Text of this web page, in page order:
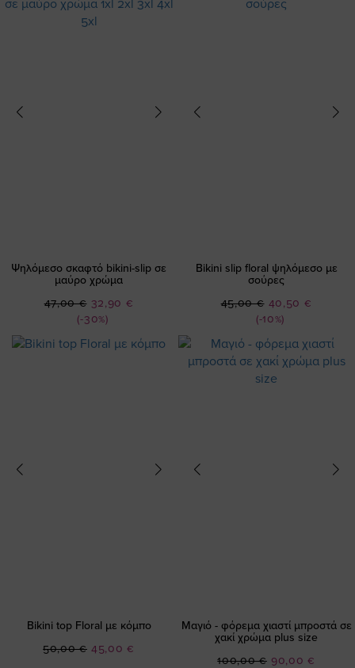
Ψηλόμεσο σκαφτό bikini-slip σε
μαύρο χρώμα
(-30%)
Ειδική
Τιμή
32,90 €
47,00 €
Bikini slip floral ψηλόμεσο με
σούρες
(-10%)
Ειδική
Τιμή
40,50 €
45,00 €
Bikini top Floral με κόμπο
Ειδική
45,00 €
50,00 €
Μαγιό - φόρεμα χιαστί μπροστά σε
χακί χρώμα plus size
Ειδική
90,00 €
100,00 €